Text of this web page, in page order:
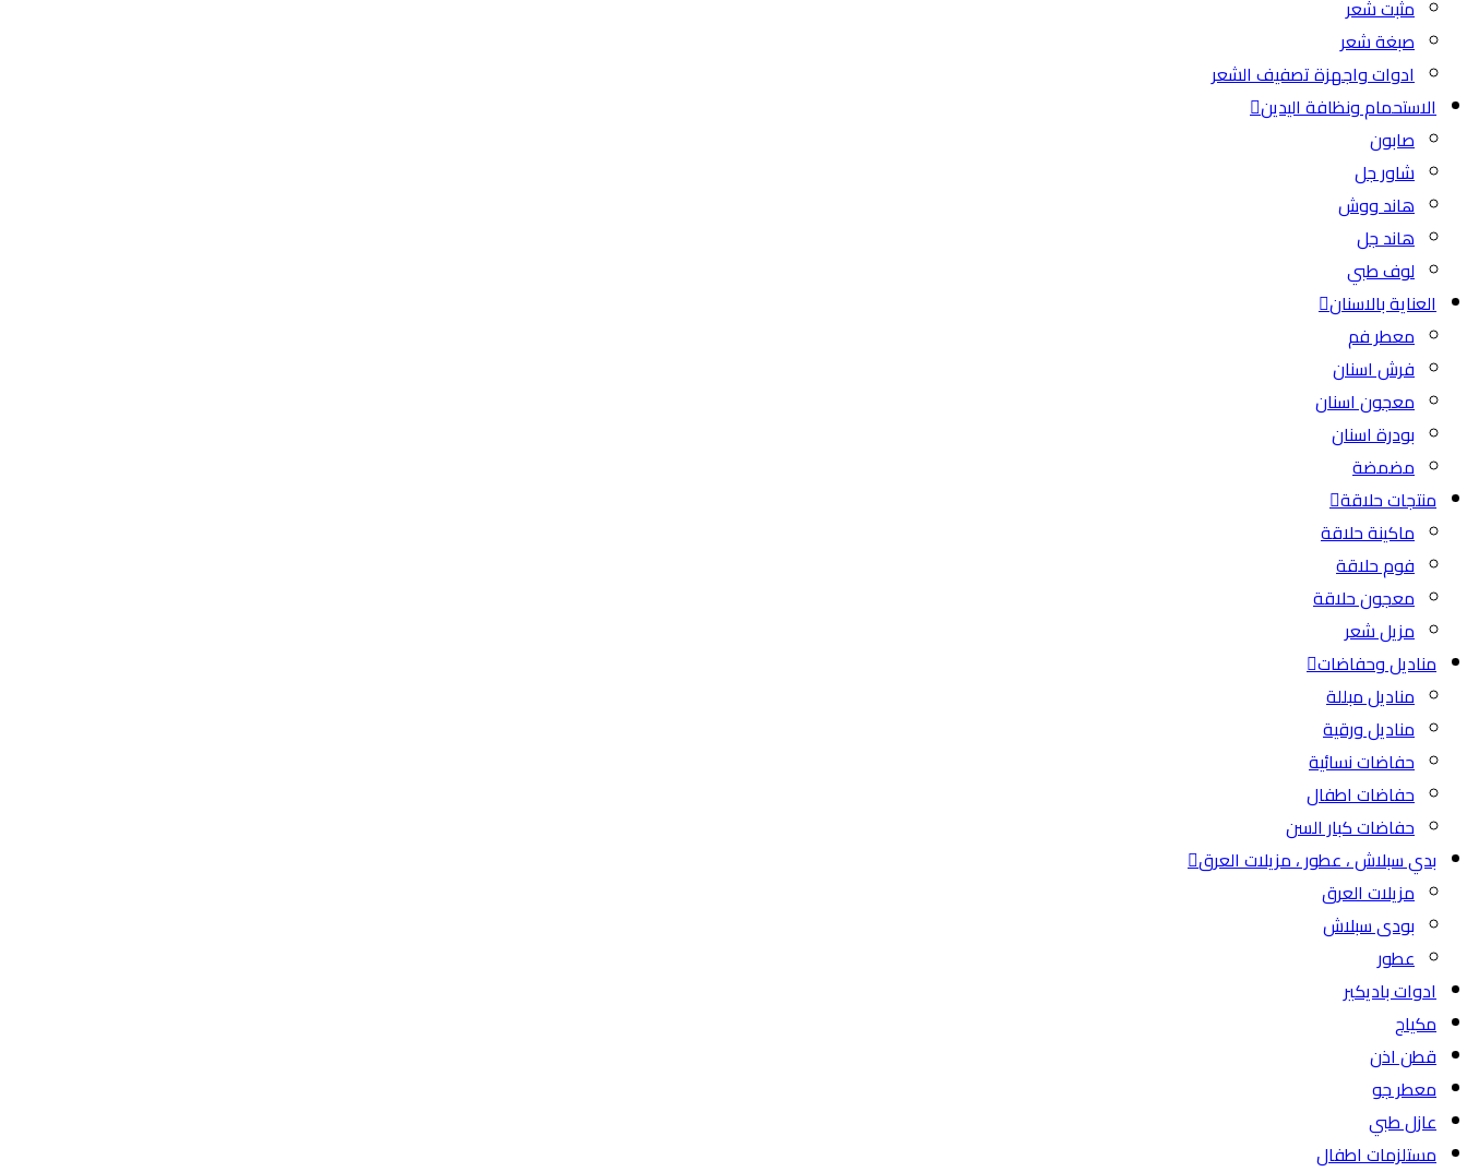
مثبت شعر
صبغة شعر
ادوات واجهزة تصفيف الشعر
الاستحمام ونظافة اليدين
صابون
شاور جل
هاند ووش
هاند جل
لوف طبي
العناية بالاسنان
معطر فم
فرش اسنان
معجون اسنان
بودرة اسنان
مضمضة
منتجات حلاقة
ماكينة حلاقة
فوم حلاقة
معجون حلاقة
مزيل شعر
مناديل وحفاضات
مناديل مبللة
مناديل ورقية
حفاضات نسائية
حفاضات اطفال
حفاضات كبار السن
بدي سبلاش ، عطور ، مزيلات العرق
مزيلات العرق
بودى سبلاش
عطور
ادوات باديكير
مكياج
قطن اذن
معطر جو
عازل طبي
مستلزمات اطفال